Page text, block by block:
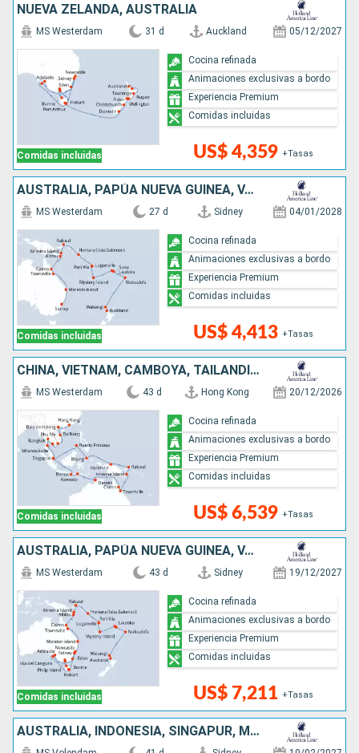
NUEVA ZELANDA, AUSTRALIA
Comidas incluidas
MS Westerdam 31 d Auckland 05/12/2027
US$ 4,359 +Tasas
Cocina refinada
Animaciones exclusivas a bordo
Experiencia Premium
Comidas incluidas
AUSTRALIA, PAPÚA NUEVA GUINEA, VANUATU, FIDJI (ISLAS), TONGA, NUEVA ZELANDA
Comidas incluidas
MS Westerdam 27 d Sidney 04/01/2028
US$ 4,413 +Tasas
Cocina refinada
Animaciones exclusivas a bordo
Experiencia Premium
Comidas incluidas
CHINA, VIETNAM, CAMBOYA, TAILANDIA, FILIPINAS, PAPÚA NUEVA GUINEA, AUSTRALIA, INDONESIA, SINGAPUR
Comidas incluidas
MS Westerdam 43 d Hong Kong 20/12/2026
US$ 6,539 +Tasas
Cocina refinada
Animaciones exclusivas a bordo
Experiencia Premium
Comidas incluidas
AUSTRALIA, PAPÚA NUEVA GUINEA, VANUATU, FIDJI (ISLAS), TONGA, NUEVA ZELANDA
Comidas incluidas
MS Westerdam 43 d Sidney 19/12/2027
US$ 7,211 +Tasas
Cocina refinada
Animaciones exclusivas a bordo
Experiencia Premium
Comidas incluidas
AUSTRALIA, INDONESIA, SINGAPUR, MALASIA, TAILANDIA, SRI LANKA, MALDIVAS, MAURICE, FRANCIA, SUDAFRICA